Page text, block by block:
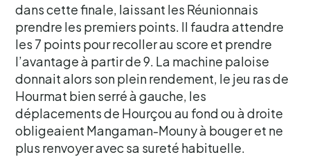
dans cette finale, laissant les Réunionnais
prendre les premiers points. Il faudra attendre
les 7 points pour recoller au score et prendre
l’avantage à partir de 9. La machine paloise
donnait alors son plein rendement, le jeu ras de
Hourmat bien serré à gauche, les
déplacements de Hourçou au fond ou à droite
obligeaient Mangaman-Mouny à bouger et ne
plus renvoyer avec sa sureté habituelle.